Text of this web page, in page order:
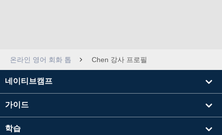
온라인 영어 회화 톱 Chen 강사 프로필
네이티브캠프
가이드
학습